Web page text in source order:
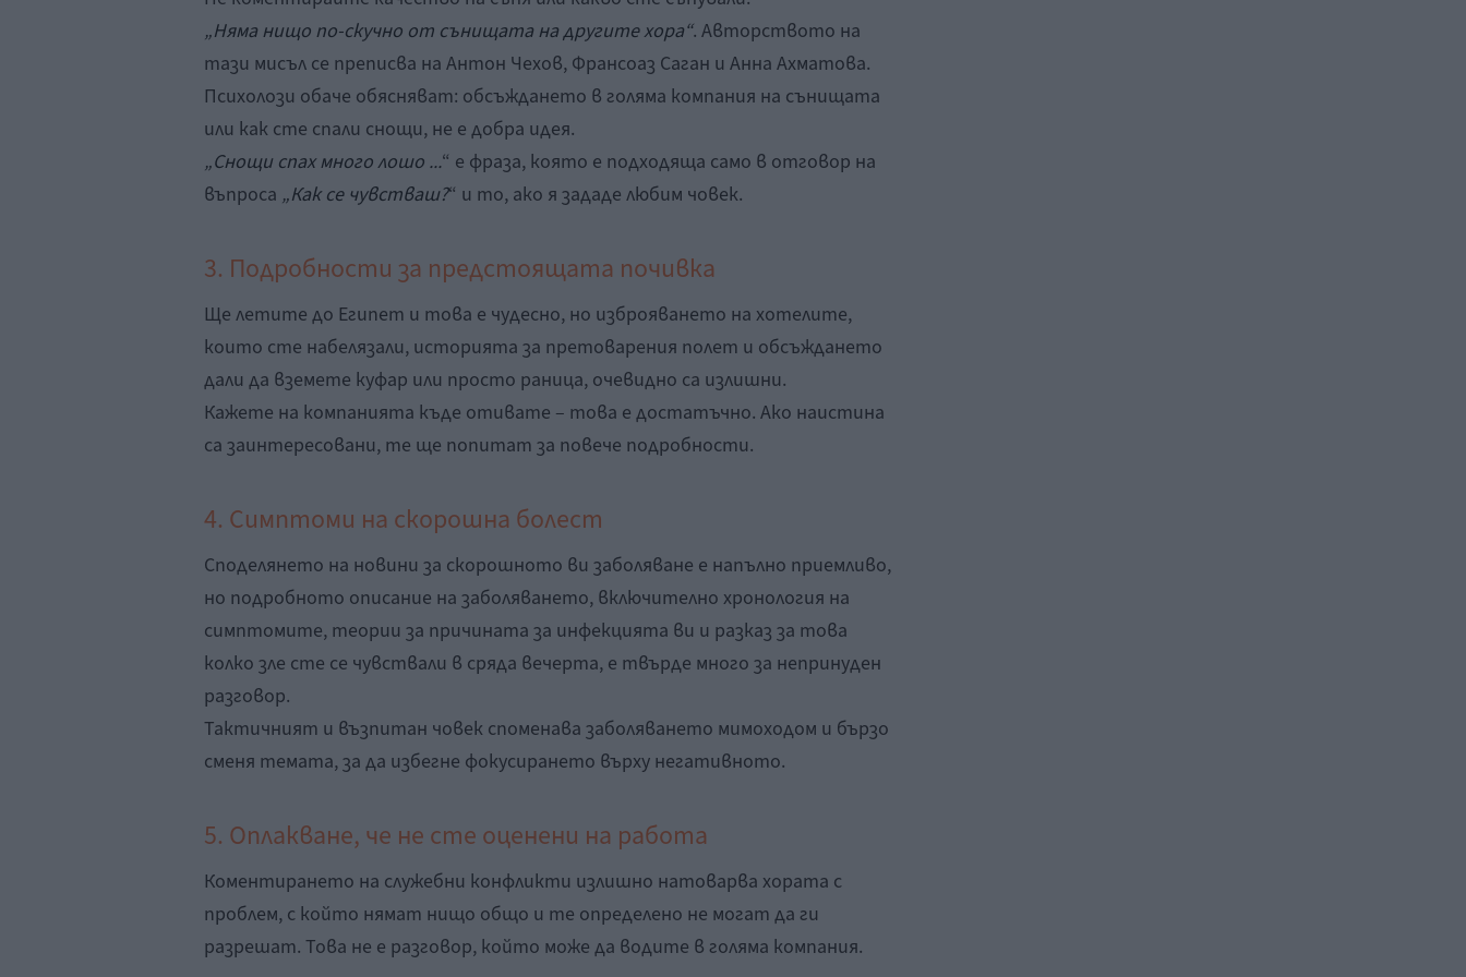
„Няма нищо по-скучно от сънищата на другите хора“. Авторството на
тази мисъл се преписва на Антон Чехов, Франсоаз Саган и Анна Ахматова.
Психолози обаче обясняват: обсъждането в голяма компания на сънищата
или как сте спали снощи, не е добра идея.
„Снощи спах много лошо ...“ е фраза, която е подходяща само в отговор на
въпроса „Как се чувстваш?“ и то, ако я зададе любим човек.
3. Подробности за предстоящата почивка
Ще летите до Египет и това е чудесно, но изброяването на хотелите,
които сте набелязали, историята за претоварения полет и обсъждането
дали да вземете куфар или просто раница, очевидно са излишни.
Кажете на компанията къде отивате – това е достатъчно. Ако наистина
са заинтересовани, те ще попитат за повече подробности.
4. Симптоми на скорошна болест
Споделянето на новини за скорошното ви заболяване е напълно приемливо,
но подробното описание на заболяването, включително хронология на
симптомите, теории за причината за инфекцията ви и разказ за това
колко зле сте се чувствали в сряда вечерта, е твърде много за непринуден
разговор.
Тактичният и възпитан човек споменава заболяването мимоходом и бързо
сменя темата, за да избегне фокусирането върху негативното.
5. Оплакване, че не сте оценени на работа
Коментирането на служебни конфликти излишно натоварва хората с
проблем, с който нямат нищо общо и те определено не могат да ги
разрешат. Това не е разговор, който може да водите в голяма компания.